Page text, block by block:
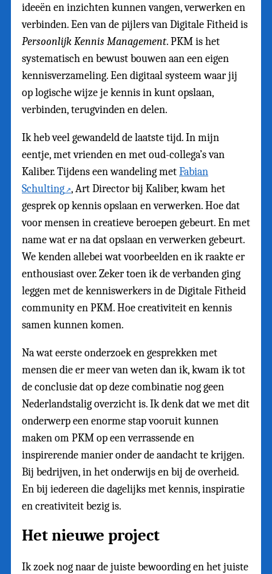
ideeën en inzichten kunnen vangen, verwerken en
verbinden. Een van de pijlers van Digitale Fitheid is
Persoonlijk Kennis Management. PKM is het
systematisch en bewust bouwen aan een eigen
kennisverzameling. Een digitaal systeem waar jij
op logische wijze je kennis in kunt opslaan,
verbinden, terugvinden en delen.
Ik heb veel gewandeld de laatste tijd. In mijn
eentje, met vrienden en met oud-collega’s van
Kaliber. Tijdens een wandeling metFabian
Schulting , Art Director bij Kaliber, kwam het
gesprek op kennis opslaan en verwerken. Hoe dat
voor mensen in creatieve beroepen gebeurt. En met
name wat er na dat opslaan en verwerken gebeurt.
We kenden allebei wat voorbeelden en ik raakte er
enthousiast over. Zeker toen ik de verbanden ging
leggen met de kenniswerkers in de Digitale Fitheid
community en PKM. Hoe creativiteit en kennis
samen kunnen komen.
Na wat eerste onderzoek en gesprekken met
mensen die er meer van weten dan ik, kwam ik tot
de conclusie dat op deze combinatie nog geen
Nederlandstalig overzicht is. Ik denk dat we met dit
onderwerp een enorme stap vooruit kunnen
maken om PKM op een verrassende en
inspirerende manier onder de aandacht te krijgen.
Bij bedrijven, in het onderwijs en bij de overheid.
En bij iedereen die dagelijks met kennis, inspiratie
en creativiteit bezig is.
Het nieuwe project
Ik zoek nog naar de juiste bewoording en het juiste